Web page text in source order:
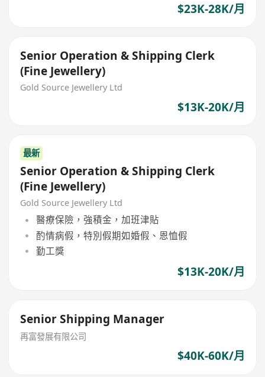
$23K-28K/月
Senior Operation & Shipping Clerk
(Fine Jewellery)
Gold Source Jewellery Ltd
$13K-20K/月
最新
Senior Operation & Shipping Clerk
(Fine Jewellery)
Gold Source Jewellery Ltd
醫療保險，強積金，加班津貼
酌情病假，特別假期如婚假、恩恤假
勤工獎
$13K-20K/月
Senior Shipping Manager
再富發展有限公司
$40K-60K/月